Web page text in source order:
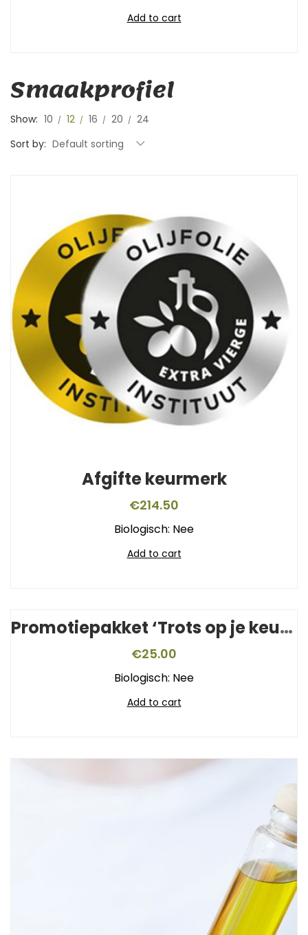
Add to cart
Smaakprofiel
Show: 10 12 16 20
24
Sort by: Default sorting
Afgifte keurmerk
€214.50
Biologisch: Nee
Add to cart
Promotiepakket ‘Trots op je keurmerk’
€25.00
Biologisch: Nee
Add to cart